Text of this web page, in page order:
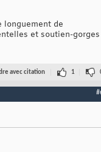
longuement de
et soutien-gorges
avec citation 1